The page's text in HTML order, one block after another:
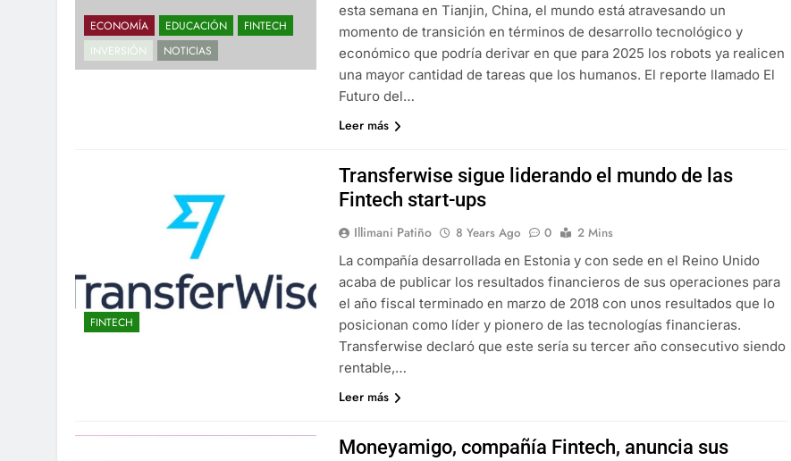
ECONOMÍA EDUCACIÓN
FINTECH
INVERSIÓN
NOTICIAS
esta semana en Tianjin, China, el mundo está atravesando un
momento de transición en términos de desarrollo tecnológico y
económico que podría derivar en que para 2025 los robots ya realicen
una mayor cantidad de tareas que los humanos. El reporte llamado El
Futuro del…
Leer más
FINTECH
Transferwise sigue liderando el mundo de las
Fintech start-ups
Illimani Patiño 8 Years Ago 0
2 Mins
La compañía desarrollada en Estonia y con sede en el Reino Unido
acaba de publicar los resultados financieros de sus operaciones para
el año fiscal terminado en marzo de 2018 con unos resultados que lo
posicionan como líder y pionero de las tecnologías financieras.
Transferwise declaró que este sería su tercer año consecutivo siendo
rentable,…
Leer más
Moneyamigo, compañía Fintech, anuncia sus